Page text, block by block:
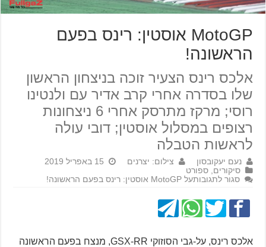
MotoGP אוסטין: רינס בפעם
הראשונה!
אלכס רינס הצעיר זוכה בניצחון הראשון
שלו בסדרה אחרי קרב אדיר עם ולנטינו
רוסי; מרקז מתרסק אחרי 6 ניצחונות
רצופים במסלול אוסטין; דובי עולה
לראשות הטבלה
נעם יעקובסון צילום: יצרנים
15 באפריל 2019
סיקורים ,ספורט
סגור לתגובותעל MotoGP אוסטין: רינס בפעם הראשונה!
אלכס רינס, על-גבי הסוזוקי GSX-RR, מנצח בפעם הראשונה